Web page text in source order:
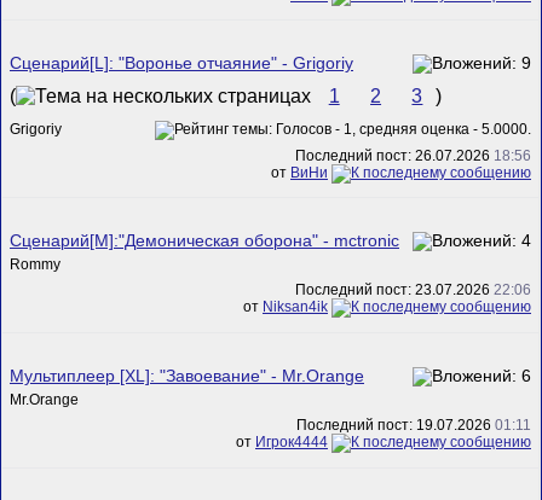
Сценарий[L]: "Воронье отчаяние" - Grigoriy
( 1 2 3 )
Grigoriy
Последний пост: 26.07.2026 18:56
от ВиНи
Сценарий[M]:"Демоническая оборона" - mctronic
Rommy
Последний пост: 23.07.2026 22:06
от Niksan4ik
Мультиплеер [XL]: "Завоевание" - Mr.Orange
Mr.Orange
Последний пост: 19.07.2026 01:11
от Игрок4444